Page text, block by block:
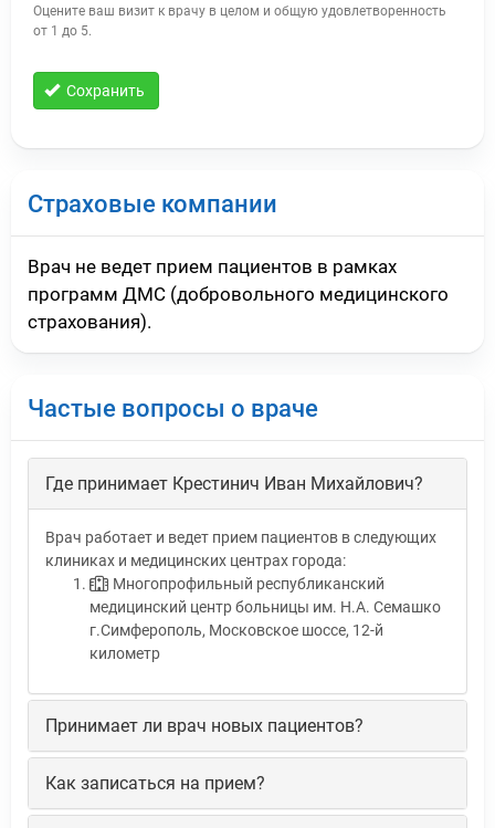
Оцените ваш визит к врачу в целом и общую удовлетворенность
от 1 до 5.
Сохранить
Страховые компании
Врач не ведет прием пациентов в рамках
программ ДМС (добровольного медицинского
страхования).
Частые вопросы о враче
Где принимает Крестинич Иван Михайлович?
Врач работает и ведет прием пациентов в следующих
клиниках и медицинских центрах города:
Многопрофильный республиканский
медицинский центр больницы им. Н.А. Семашко
г.Симферополь, Московское шоссе, 12-й
километр
Принимает ли врач новых пациентов?
Как записаться на прием?